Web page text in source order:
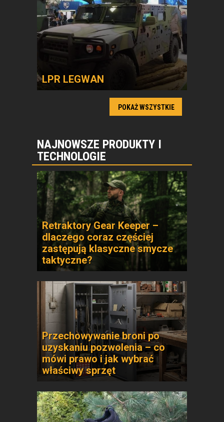
LPR LEGWAN
POKAŻ WSZYSTKIE
NAJNOWSZE PRODUKTY I
TECHNOLOGIE
Retraktory Gear Keeper –
dlaczego coraz częściej
zastępują klasyczne smycze
taktyczne?
Przechowywanie broni po
uzyskaniu pozwolenia – co
mówi prawo i jak wybrać
właściwy sprzęt